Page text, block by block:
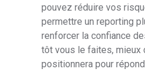
pouvez réduire vos
permettre un reporting
renforcer la confiance
tôt vous le faites, mieux
positionnera pour